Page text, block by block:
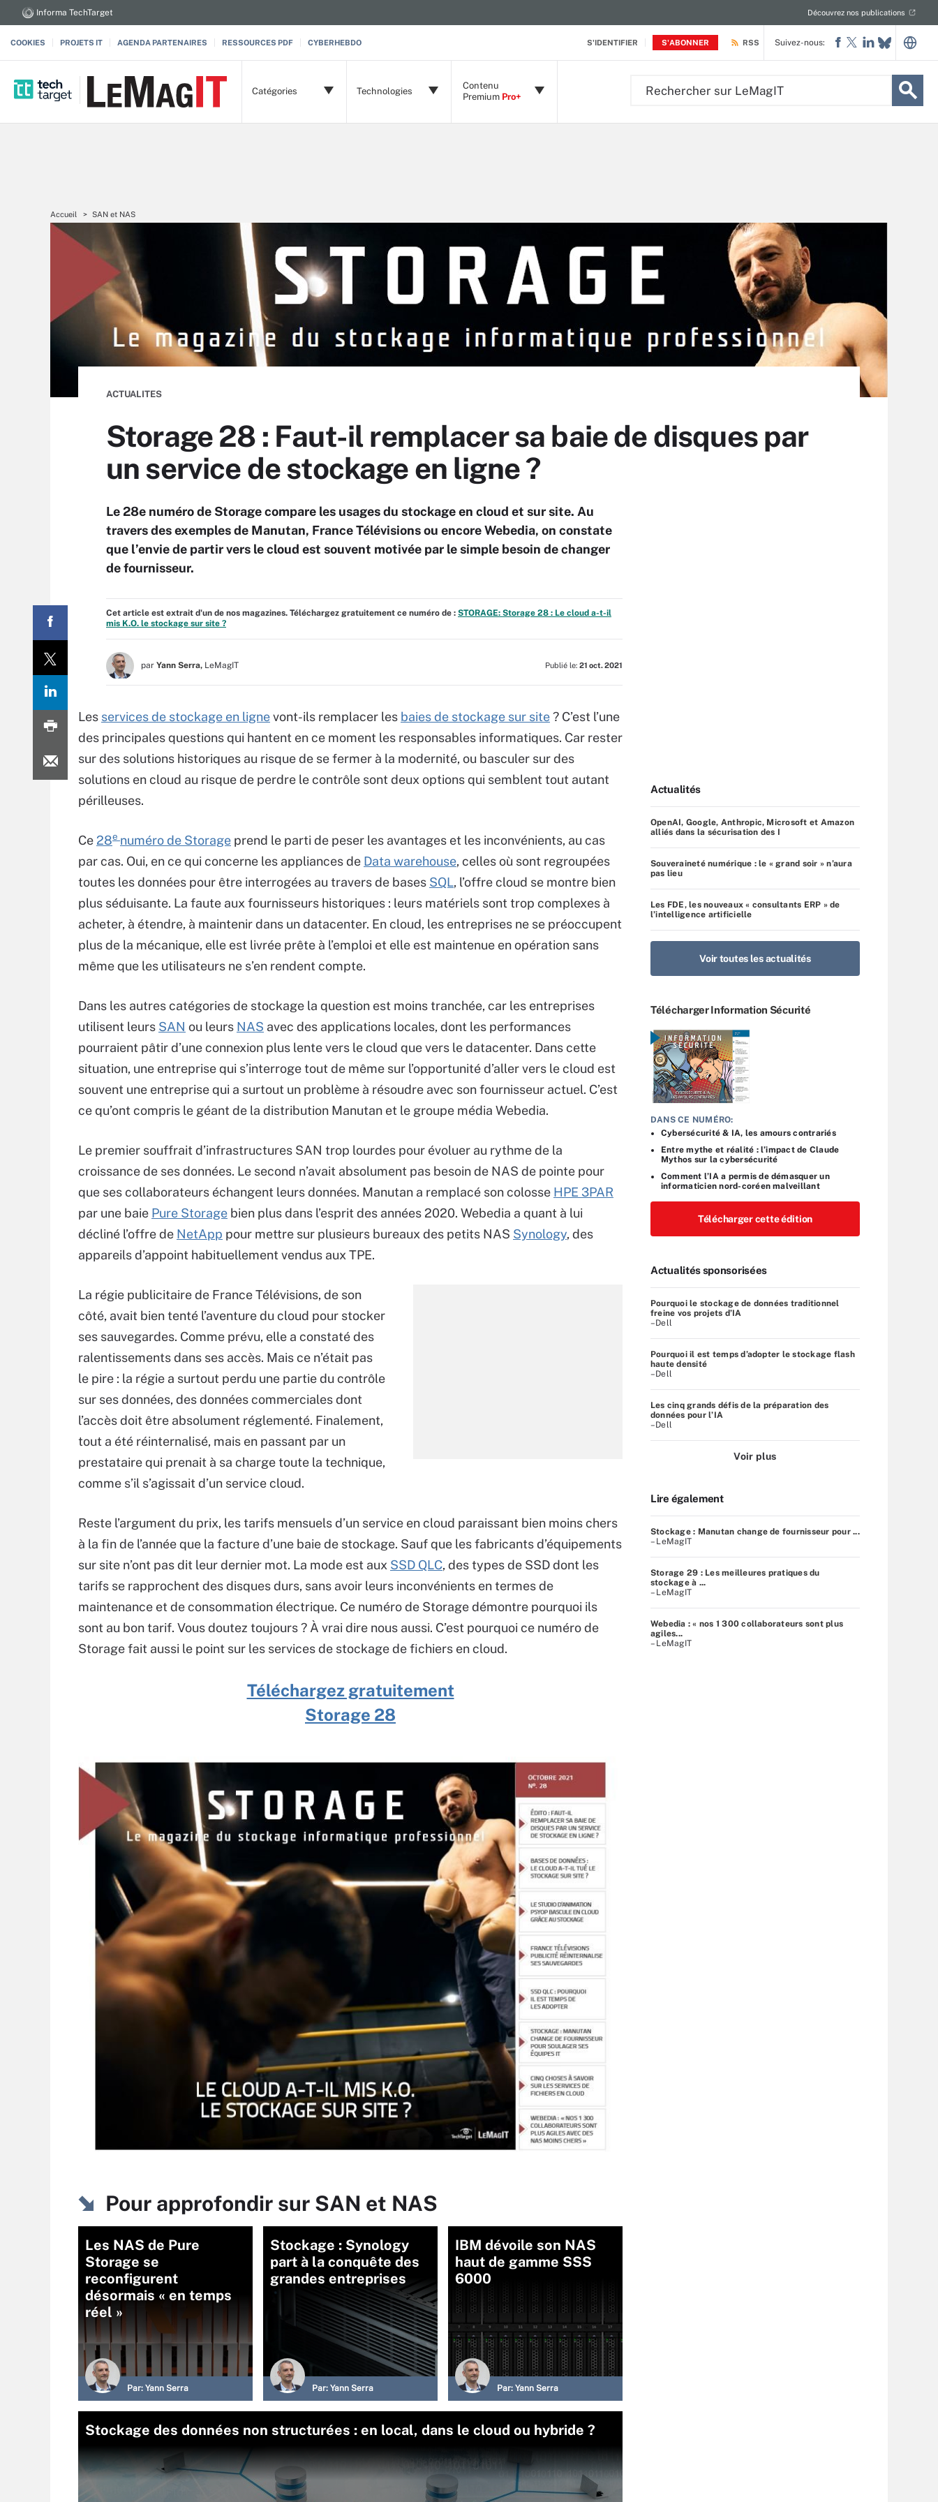
S'IDENTIFIER S'ABONNER
Informa TechTarget Découvrez nos publications
COOKIES PROJETS IT AGENDA PARTENAIRES RESSOURCES PDF CYBERHEBDO RSS
Catégories Technologies
Contenu
Premium Pro+
Suivez-nous:
Accueil SAN et NAS
ACTUALITES
Storage 28 : Faut-il remplacer sa baie de disques par
un service de stockage en ligne ?
Le 28e numéro de Storage compare les usages du stockage en cloud et sur site. Au
travers des exemples de Manutan, France Télévisions ou encore Webedia, on constate
que l’envie de partir vers le cloud est souvent motivée par le simple besoin de changer
de fournisseur.
Cet article est extrait d'un de nos magazines. Téléchargez gratuitement ce numéro de : STORAGE: Storage 28 : Le cloud a-t-il
mis K.O. le stockage sur site ?
par Yann Serra, LeMagIT Publié le: 21 oct. 2021
Les services de stockage en lignevont-ils remplacer les baies de stockage sur site? C’est l’une
des principales questions qui hantent en ce moment les responsables informatiques. Car rester
sur des solutions historiques au risque de se fermer à la modernité, ou basculer sur des
solutions en cloud au risque de perdre le contrôle sont deux options qui semblent tout autant
périlleuses.
Ce 28e numéro de Storage prend le parti de peser les avantages et les inconvénients, au cas
par cas. Oui, en ce qui concerne les appliances de Data warehouse, celles où sont regroupées
toutes les données pour être interrogées au travers de bases SQL, l’offre cloud se montre bien
plus séduisante. La faute aux fournisseurs historiques : leurs matériels sont trop complexes à
acheter, à étendre, à maintenir dans un datacenter. En cloud, les entreprises ne se préoccupent
plus de la mécanique, elle est livrée prête à l’emploi et elle est maintenue en opération sans
même que les utilisateurs ne s’en rendent compte.
Dans les autres catégories de stockage la question est moins tranchée, car les entreprises
utilisent leurs SAN ou leurs NAS avec des applications locales, dont les performances
pourraient pâtir d’une connexion plus lente vers le cloud que vers le datacenter. Dans cette
situation, une entreprise qui s’interroge tout de même sur l’opportunité d’aller vers le cloud est
souvent une entreprise qui a surtout un problème à résoudre avec son fournisseur actuel. C’est
ce qu’ont compris le géant de la distribution Manutan et le groupe média Webedia.
Le premier souffrait d’infrastructures SAN trop lourdes pour évoluer au rythme de la
croissance de ses données. Le second n’avait absolument pas besoin de NAS de pointe pour
que ses collaborateurs échangent leurs données. Manutan a remplacé son colosse HPE 3PAR
par une baie Pure Storage bien plus dans l’esprit des années 2020. Webedia a quant à lui
décliné l’offre de NetApp pour mettre sur plusieurs bureaux des petits NAS Synology, des
appareils d’appoint habituellement vendus aux TPE.
La régie publicitaire de France Télévisions, de son
côté, avait bien tenté l’aventure du cloud pour stocker
ses sauvegardes. Comme prévu, elle a constaté des
ralentissements dans ses accès. Mais ce n’était pas
le pire : la régie a surtout perdu une partie du contrôle
sur ses données, des données commerciales dont
l’accès doit être absolument réglementé. Finalement,
tout a été réinternalisé, mais en passant par un
prestataire qui prenait à sa charge toute la technique,
comme s’il s’agissait d’un service cloud.
Reste l’argument du prix, les tarifs mensuels d’un service en cloud paraissant bien moins chers
à la fin de l’année que la facture d’une baie de stockage. Sauf que les fabricants d’équipements
sur site n’ont pas dit leur dernier mot. La mode est aux SSD QLC, des types de SSD dont les
tarifs se rapprochent des disques durs, sans avoir leurs inconvénients en termes de
maintenance et de consommation électrique. Ce numéro de Storage démontre pourquoi ils
sont au bon tarif. Vous doutez toujours ? À vrai dire nous aussi. C’est pourquoi ce numéro de
Storage fait aussi le point sur les services de stockage de fichiers en cloud.
Téléchargez gratuitement
Storage 28
Pour approfondir sur SAN et NAS
Les NAS de Pure
Storage se
reconfigurent
désormais « en temps
réel »
Par: Yann Serra
Stockage : Synology
part à la conquête des
grandes entreprises
Par: Yann Serra
IBM dévoile son NAS
haut de gamme SSS
6000
Par: Yann Serra
Stockage des données non structurées : en local, dans le cloud ou hybride ?
Actualités
OpenAI, Google, Anthropic, Microsoft et Amazon
alliés dans la sécurisation des I
Souveraineté numérique : le « grand soir » n’aura
pas lieu
Les FDE, les nouveaux « consultants ERP » de
l’intelligence artificielle
Voir toutes les actualités
Télécharger Information Sécurité
DANS CE NUMÉRO:
Cybersécurité & IA, les amours contrariés
Entre mythe et réalité : l’impact de Claude
Mythos sur la cybersécurité
Comment l’IA a permis de démasquer un
informaticien nord-coréen malveillant
Télécharger cette édition
Actualités sponsorisées
Pourquoi le stockage de données traditionnel
freine vos projets d’IA
–Dell
Pourquoi il est temps d’adopter le stockage flash
haute densité
–Dell
Les cinq grands défis de la préparation des
données pour l’IA
–Dell
Voir plus
Lire également
Stockage : Manutan change de fournisseur pour ...
– LeMagIT
Storage 29 : Les meilleures pratiques du
stockage à ...
– LeMagIT
Webedia : « nos 1 300 collaborateurs sont plus
agiles...
– LeMagIT